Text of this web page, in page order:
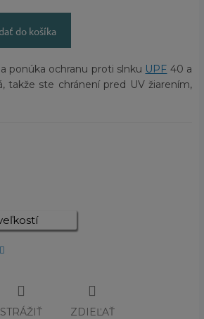
do košíka
ponúka ochranu proti slnku UPF 40 a
takže ste chránení pred UV žiarením,
STRÁŽIŤ ZDIEĽAŤ